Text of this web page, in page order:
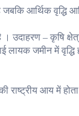
आर्थिक वृद्धि
। उदाहरण – कृषि
लायक जमीन में वृद्धि
राष्ट्रीय आय में होता